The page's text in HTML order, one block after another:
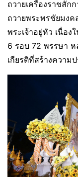
ถวายเครื่องราชสัก
ถวายพระพรชัยมงค
พระเจ้าอยู่หัว เนื่อ
6 รอบ 72 พรรษา ห
เกียรติที่สร้างความ